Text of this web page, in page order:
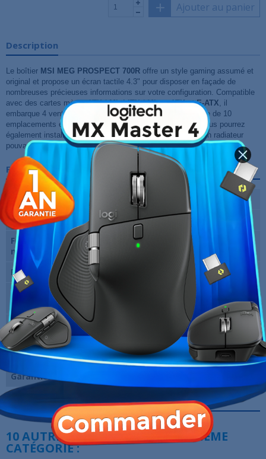
Ajouter au panier
Description
Le boîtier MSI MEG PROSPECT 700R offre un style gaming assumé et
original et propose un écran tactile 4.3" pour disposer en façade de
nombreuses précieuses informations sur votre configuration. Compatible
avec des cartes mèresATX / Mini-ITX / Micro-ATX et E-ATX, il
embarque 4 ventilateurs ARGB 140 mm de série et dispose de 10
emplacements en tout pour un refroidissement optimal . Vous pourrez
également installer deux systèmes de watercooling avec un radiateur
pouvant mesurer 360 mm maximum.
Fiche technique
Format du boitier
Moyen Tour
Matériau boitier
Acier, Verre Trempé
Format de carte
mère
E-ATX, ATX, Micro ATX, Mini ITX
Fenêtre
Nombre de
ventilateurs fournis
Dimensions (L x H x
P)
257 x 537 x 585 mm
Marque
MSI
Garantie
Références spécifiques
10 AUTRES PRODUITS DANS LA MÊME
CATÉGORIE :